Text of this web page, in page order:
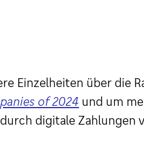
Einzelheiten über die
of 2024 und um
digitale Zahlungen